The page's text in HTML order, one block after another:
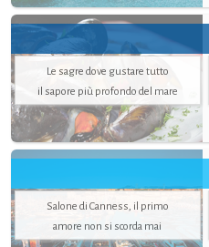
Le sagre dove gustare tutto
il sapore più profondo del mare
Salone di Canness, il primo
amore non si scorda mai